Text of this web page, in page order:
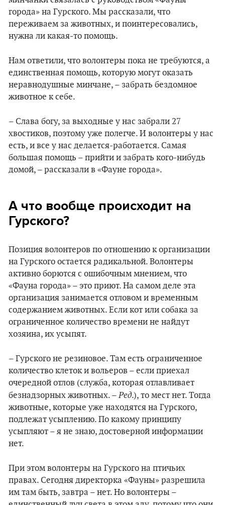
города» на Гурского. Мы рассказали, что
переживаем за животных, и поинтересовались,
нужна ли какая-то помощь.
Нам ответили, что волонтеры пока не требуются, а
единственная помощь, которую могут оказать
неравнодушные минчане, – забрать бездомное
животное к себе.
– Слава богу, за выходные у нас забрали 27
хвостиков, поэтому уже полегче. И волонтеры у нас
есть, и все у нас делается-работается. Самая
большая помощь – прийти и забрать кого-нибудь
домой, – рассказали в «Фауне города».
А что вообще происходит на
Гурского?
Позиция волонтеров по отношению к организации
на Гурского остается радикальной. Волонтеры
активно борются с ошибочным мнением, что
«Фауна города» – это приют. На самом деле эта
организация занимается отловом и временным
содержанием животных. Если кот или собака за
ограниченное количество времени не найдут
хозяина, их усыпят.
– Гурского не резиновое. Там есть ограниченное
количество клеток и вольеров – если приехал
очередной отлов (служба, которая отлавливает
безнадзорных животных. –Ред.), то мест нет. Тогда
животные, которые уже находятся на Гурского,
подлежат усыплению. По какому принципу
усыпляют – я не знаю, достоверной информации
нет.
При этом волонтеры на Гурского на птичьих
правах. Сегодня директорка «Фауны» разрешила
им там быть, завтра – нет. Но волонтеры –